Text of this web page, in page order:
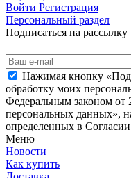
Войти Регистрация
Персональный раздел
Подписаться на рассылку
Нажимая кнопку
обработку моих
Федеральным законом
персональных данных»,
определенных в
Меню
Новости
Как купить